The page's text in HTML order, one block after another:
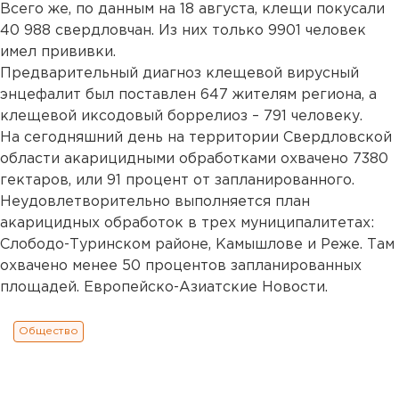
Всего же, по данным на 18 августа, клещи покусали
40 988 свердловчан. Из них только 9901 человек
имел прививки.
Предварительный диагноз клещевой вирусный
энцефалит был поставлен 647 жителям региона, а
клещевой иксодовый боррелиоз – 791 человеку.
На сегодняшний день на территории Свердловской
области акарицидными обработками охвачено 7380
гектаров, или 91 процент от запланированного.
Неудовлетворительно выполняется план
акарицидных обработок в трех муниципалитетах:
Слободо-Туринском районе, Камышлове и Реже. Там
охвачено менее 50 процентов запланированных
площадей. Европейско-Азиатские Новости.
Общество